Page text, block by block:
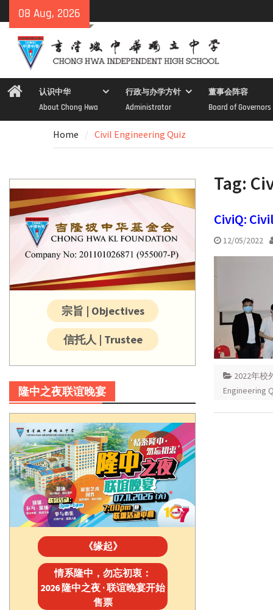
to
content
08 Aug, 2026
Home认识中华
About Chong Hwa
行政与办学方针
Administrator
董事会阵容
Board of Governors
Home Civil Engineering Quiz
Tag:
CiviQ:
12/05/2022
2022年校
Engineering
宗旨 | Objectives
信托人 | Trustee
隆中之夜联谊晚宴
《缘起》
情系隆中，勿忘初衷：
2026 隆中之夜 · 联谊晚宴开始
售票